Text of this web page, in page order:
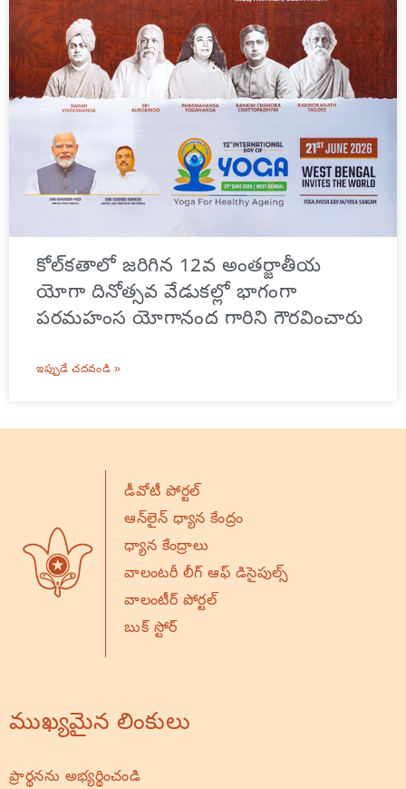
కోల్‌కతాలో జరిగిన 12వ అంతర్జాతీయ
యోగా దినోత్సవ వేడుకల్లో భాగంగా
పరమహంస యోగానంద గారిని గౌరవించారు
ఇప్పుడే చదవండి »
డీవోటీ పోర్టల్
ఆన్‌లైన్ ధ్యాన కేంద్రం
ధ్యాన కేంద్రాలు
వాలంటరీ లీగ్ ఆఫ్ డిసైపుల్స్
వాలంటీర్ పోర్టల్
బుక్ స్టోర్
ముఖ్యమైన లింకులు
ప్రార్థనను అభ్యర్థించండి